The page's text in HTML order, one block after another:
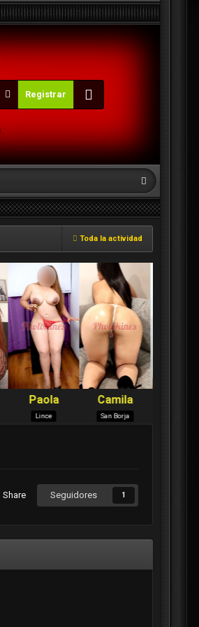
Registrar
Toda la actividad
Share Seguidores 1